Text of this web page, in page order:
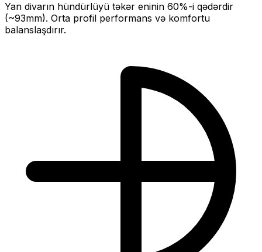
Yan divarın hündürlüyü təkər eninin 60%-i qədərdir
(~93mm). Orta profil performans və komfortu
balanslaşdırır.